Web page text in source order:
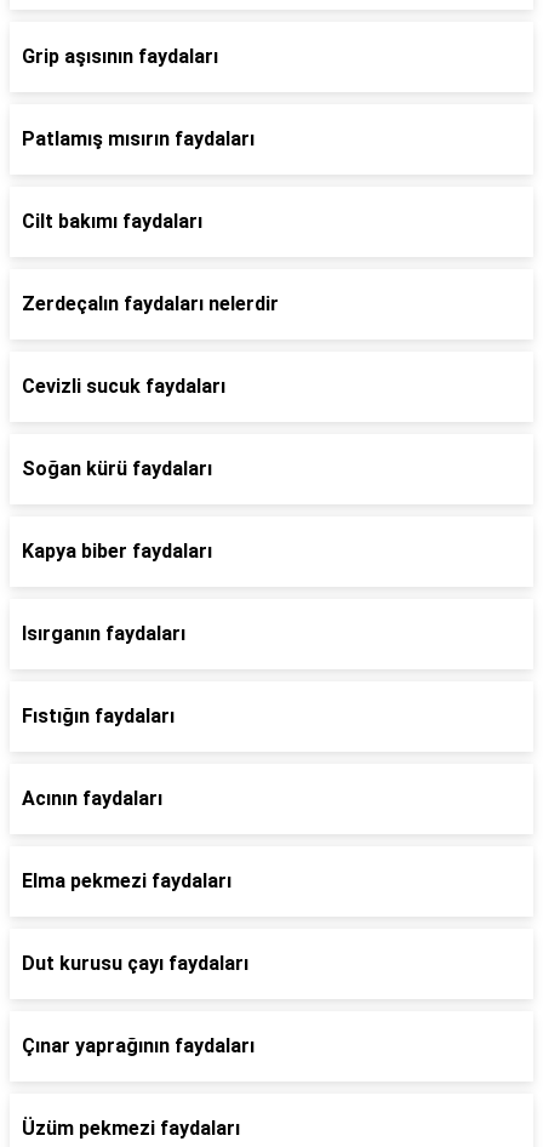
Grip aşısının faydaları
Patlamış mısırın faydaları
Cilt bakımı faydaları
Zerdeçalın faydaları nelerdir
Cevizli sucuk faydaları
Soğan kürü faydaları
Kapya biber faydaları
Isırganın faydaları
Fıstığın faydaları
Acının faydaları
Elma pekmezi faydaları
Dut kurusu çayı faydaları
Çınar yaprağının faydaları
Üzüm pekmezi faydaları